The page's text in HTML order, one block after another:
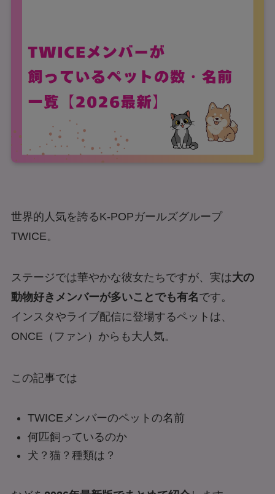
世界的人気を誇るK-POPガールズグループ
TWICE。
ステージでは華やかな彼女たちですが、実は大の
動物好きメンバーが多いことでも有名です。
インスタやライブ配信に登場するペットは、
ONCE（ファン）からも大人気。
この記事では
TWICEメンバーのペットの名前
何匹飼っているのか
犬？猫？種類は？